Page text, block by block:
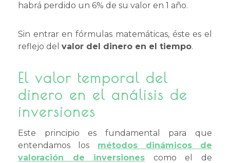
habrá perdido un 6% de su valor en 1 año.
Sin entrar en fórmulas matemáticas, éste es el
reflejo del valor del dinero en el tiempo.
El valor temporal del
dinero en el análisis de
inversiones
Este principio es fundamental para que
entendamos los métodos dinámicos de
valoración de inversiones como el de